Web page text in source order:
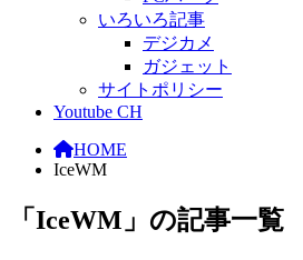
いろいろ記事
デジカメ
ガジェット
サイトポリシー
Youtube CH
HOME
IceWM
「IceWM」の記事一覧